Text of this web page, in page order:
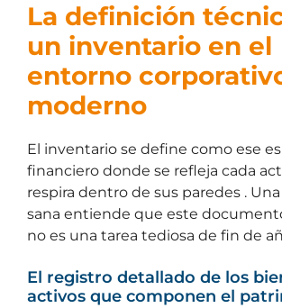
La definición
un inventario en el
entorno
moderno
El inventario se define como ese
financiero donde se refleja cada
respira dentro de sus paredes .
sana entiende que este
no es una tarea tediosa de fin de
El registro detallado de los
activos que componen el